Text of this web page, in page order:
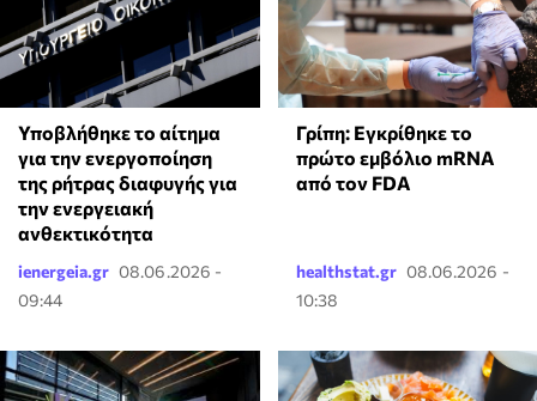
Υποβλήθηκε το αίτημα
για την ενεργοποίηση
της ρήτρας διαφυγής για
την ενεργειακή
ανθεκτικότητα
ienergeia.gr 08.06.2026 -
09:44
Γρίπη: Εγκρίθηκε το
πρώτο εμβόλιο mRNA
από τον FDA
healthstat.gr 08.06.2026 -
10:38